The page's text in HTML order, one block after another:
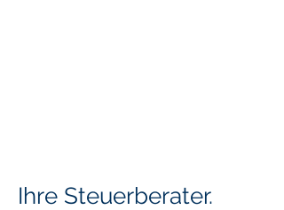
Ihre Steuerberater.